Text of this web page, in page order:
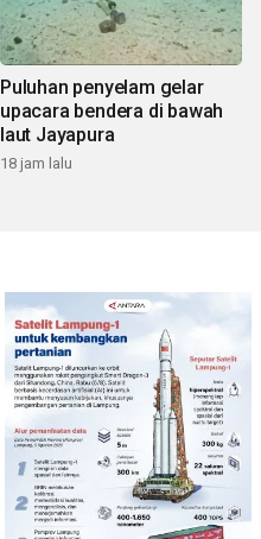
Puluhan penyelam gelar
upacara bendera di bawah
laut Jayapura
18 jam lalu